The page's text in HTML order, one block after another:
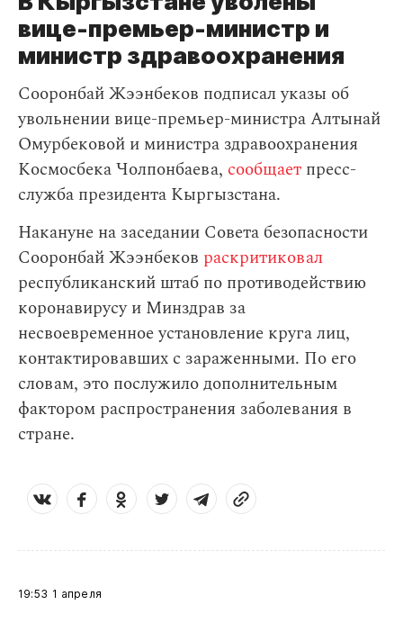
вице-премьер-министр и
министр здравоохранения
Сооронбай Жээнбеков подписал указы об
увольнении вице-премьер-министра Алтынай
Омурбековой и министра здравоохранения
Космосбека Чолпонбаева, сообщает пресс-
служба президента Кыргызстана.
Накануне на заседании Совета безопасности
Сооронбай Жээнбеков раскритиковал
республиканский штаб по противодействию
коронавирусу и Минздрав за
несвоевременное установление круга лиц,
контактировавших с зараженными. По его
словам, это послужило дополнительным
фактором распространения заболевания в
стране.
19:53 1 апреля